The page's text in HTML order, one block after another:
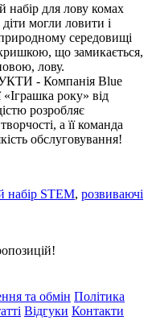
для лову комах
могли ловити і
середовищі
що замикається,
лову.
- Компанія Blue
року» від
розробляє
а її команда
обслуговування!
набір STEM, розвиваючі
та обмін Політика
Відгуки Контакти